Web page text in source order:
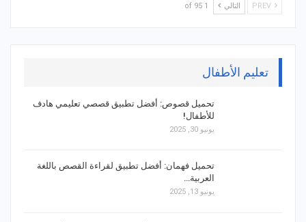
التالي 1 of 95
تعليم الأطفال
تحميل قصوص: أفضل تطبيق قصصي تعليمي هادف
للأطفال!
يونيو 30, 2025
تحميل فهمان: أفضل تطبيق لقراءة القصص باللغة
العربية…
يونيو 13, 2025